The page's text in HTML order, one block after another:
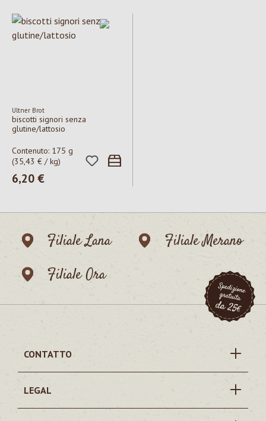
Ultner Brot
biscotti signori senza
glutine/lattosio
Contenuto: 175 g
(35,43 € / kg)
Prezzo normale:
6,20 €
Filiale Lana
Filiale Merano
Filiale Ora
CONTATTO
LEGAL